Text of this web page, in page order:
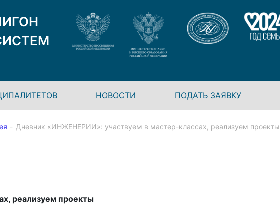
НОВОСТИ ПОДАТЬ ЗАЯВКУ
Дневник «ИНЖЕНЕРИИ»: участвуем в мастер-классах, реализуем проекты
реализуем проекты